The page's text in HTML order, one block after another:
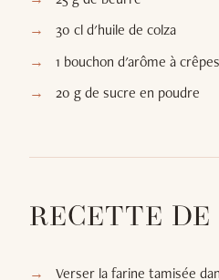
30 cl d'huile de colza
1 bouchon d'arôme à crêpes
20 g de sucre en poudre
RECETTE DE
Verser la farine tamisée